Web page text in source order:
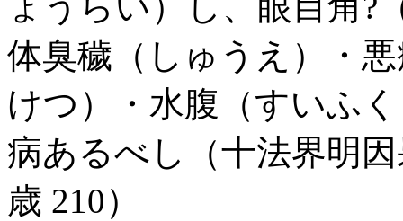
体臭穢（しゅうえ）・
けつ）・水腹（すいふ
病あるべし（十法界明
歳 210）